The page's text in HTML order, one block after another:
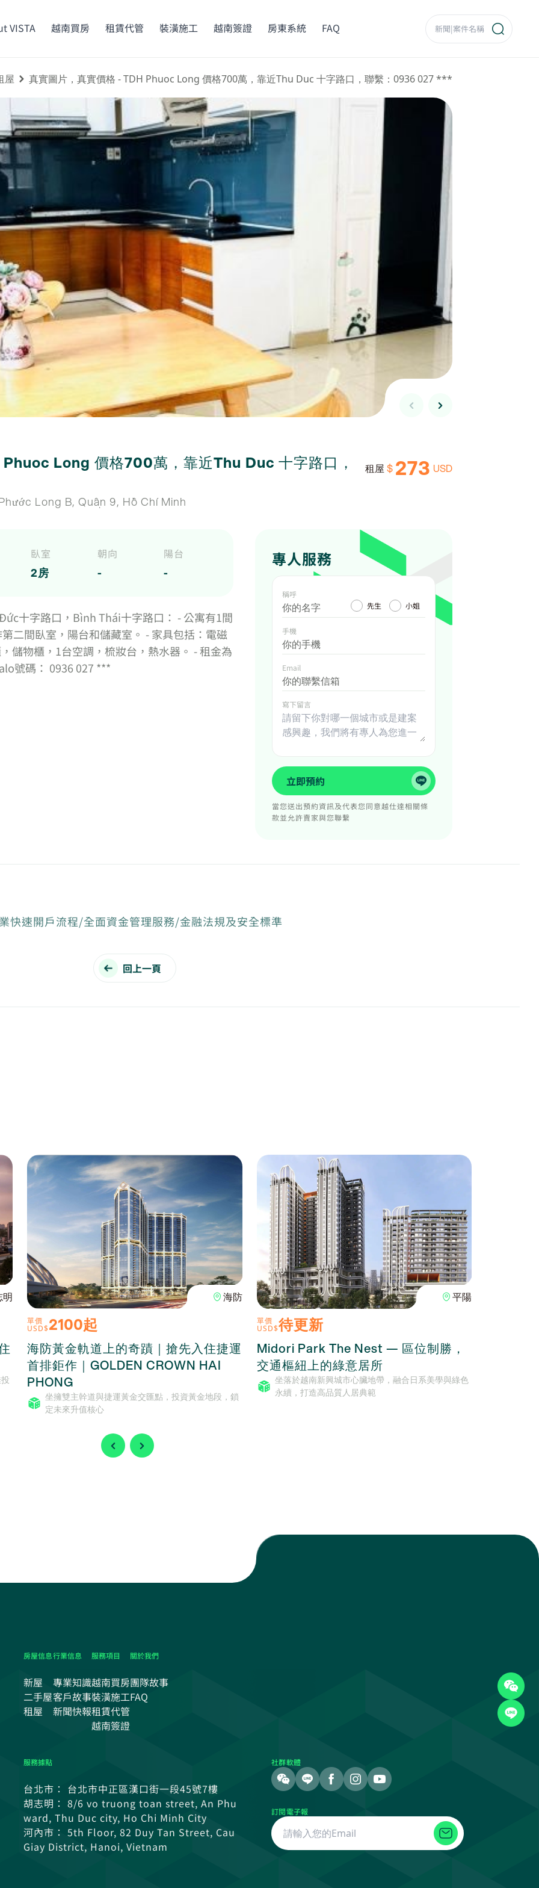
VISTA 越南買房 租賃代管 裝潢施工 越南簽證 房東系統 FAQ
屋 真實圖片，真實價格 - TDH Phuoc Long 價格700萬，靠近Thu Duc 十字路口，聯繫：0936 027 ***
Long 價格700萬，靠近Thu Duc 十字路口，
Long B, Quận 9, Hồ Chí Minh
租屋 $ 273 USD
臥室
2房
朝向
-
陽台
-
十字路口，Bình Thái十字路口： - 公寓有1間
二間臥室，陽台和儲藏室。 - 家具包括：電磁
儲物櫃，1台空調，梳妝台，熱水器。 - 租金為
號碼： 0936 027 ***
專人服務
稱呼
先生
小姐
手機
Email
寫下留言
立即預約
當您送出預約資訊及代表您同意越仕達相關條
款並允許賣家與您聯繫
快速開戶流程/全面資金管理服務/金融法規及安全標準
回上一頁
明 海防
單價
USD$2100起
海防黃金軌道上的奇蹟｜搶先入住捷運
首排鉅作｜GOLDEN CROWN HAI
PHONG
坐擁雙主幹道與捷運黃金交匯點，投資黃金地段，鎖
定未來升值核心
平陽
單價
USD$待更新
Midori Park The Nest — 區位制勝，
交通樞紐上的綠意居所
坐落於越南新興城市心臟地帶，融合日系美學與綠色
永續，打造高品質人居典範
房屋信息
新屋
二手屋
租屋
行業信息
專業知識
客戶故事
新聞快報
服務項目
越南買房
裝潢施工
租賃代管
越南簽證
關於我們
團隊故事
FAQ
服務據點
台北市： 台北市中正區漢口街一段45號7樓
胡志明： 8/6 vo truong toan street, An Phu
ward, Thu Duc city, Ho Chi Minh City
河內市： 5th Floor, 82 Duy Tan Street, Cau
Giay District, Hanoi, Vietnam
社群軟體
訂閱電子報